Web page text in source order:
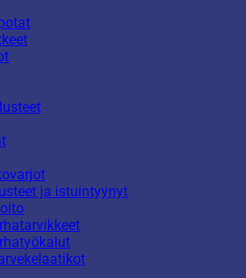
ja istuintyynyt